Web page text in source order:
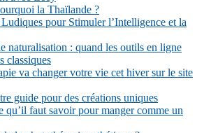
la Thaïlande ?
pour Stimuler l’Intelligence et la
naturalisation : quand les outils en ligne
classiques
va changer votre vie cet hiver sur le site
guide pour des créations uniques
qu’il faut savoir pour manger comme un